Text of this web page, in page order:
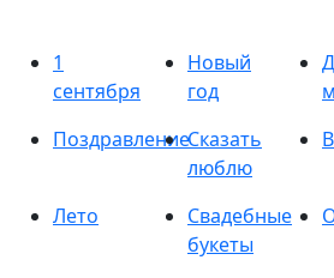
1
сентября
Новый
год
ПоздравлениеСказать
люблю
Лето
Свадебные
букеты